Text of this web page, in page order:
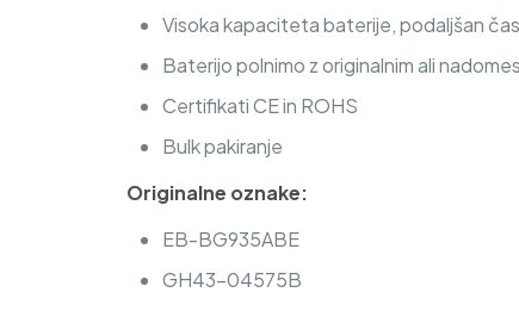
Visoka kapaciteta baterije, podaljšan
Baterijo polnimo z originalnim ali
Certifikati CE in ROHS
Bulk pakiranje
Originalne oznake:
EB-BG935ABE
GH43-04575B